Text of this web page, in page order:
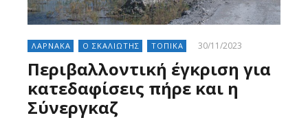
ΛΑΡΝΑΚΑ Ο ΣΚΑΛΙΩΤΗΣ ΤΟΠΙΚΑ 30/11/2023
Περιβαλλοντική έγκριση για
κατεδαφίσεις πήρε και η
Σύνεργκαζ